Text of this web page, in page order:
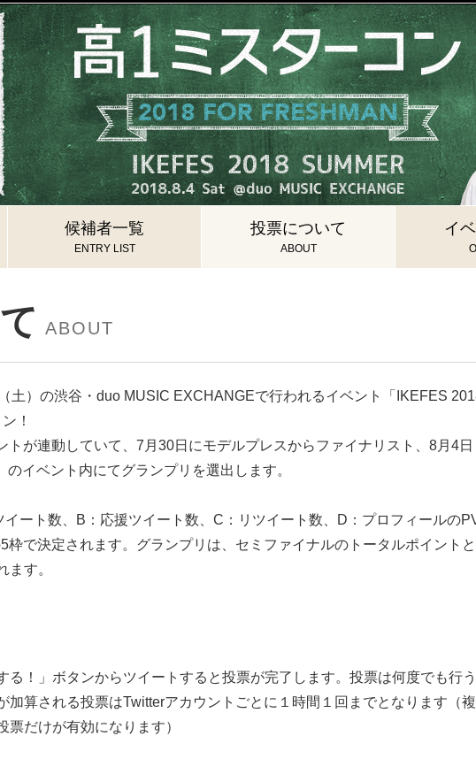
候補者一覧
ENTRY LIST
投票について
ABOUT
イ
ABOUT
土）の渋谷・duo MUSIC EXCHANGEで行われるイベント「IKEFES
！
トが連動していて、7月30日にモデルプレスからファイナリスト、8月4日
イベント内にてグランプリを選出します。
ート数、B：応援ツイート数、C：リツイート数、D：プロフィールの
枠で決定されます。グランプリは、セミファイナルのトータルポイントと
ます。
る！」ボタンからツイートすると投票が完了します。投票は何度でも行う
加算される投票はTwitterアカウントごとに１時間１回までとなります（複
だけが有効になります）